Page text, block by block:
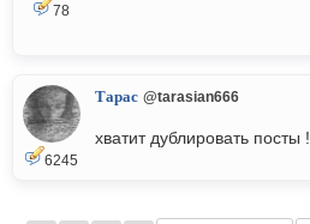
78
6245
Тарас @tarasian666
хватит дублировать посты !